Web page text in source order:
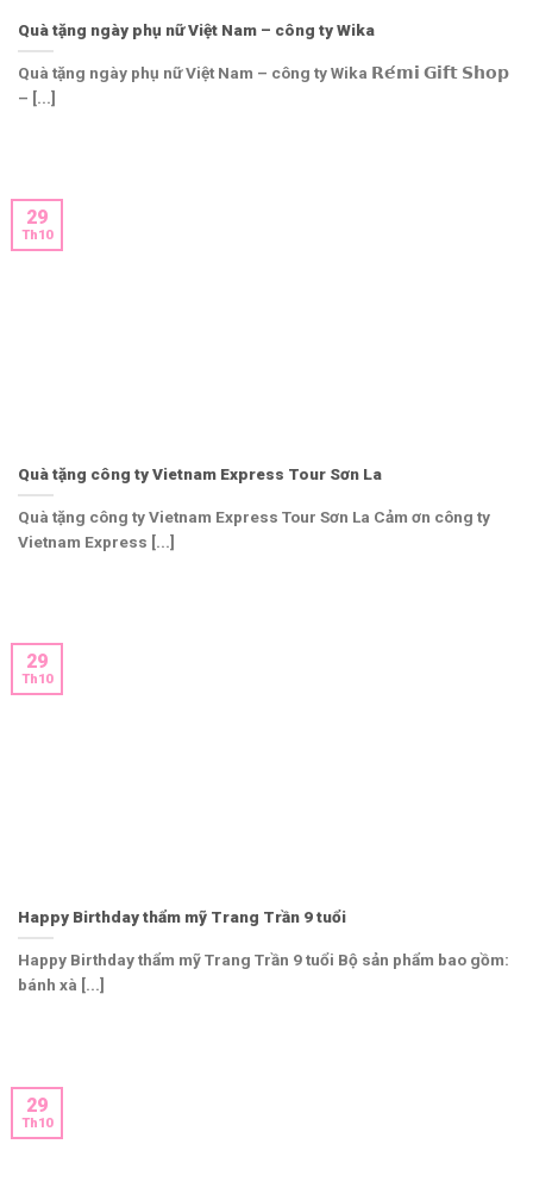
Quà tặng ngày phụ nữ Việt Nam – công ty Wika
Quà tặng ngày phụ nữ Việt Nam – công ty Wika 𝗥𝗲́𝗺𝗶 𝗚𝗶𝗳𝘁 𝗦𝗵𝗼𝗽
– [...]
Quà tặng công ty Vietnam Express Tour Sơn La
Quà tặng công ty Vietnam Express Tour Sơn La Cảm ơn công ty
Vietnam Express [...]
29
Th10
Happy Birthday thẩm mỹ Trang Trần 9 tuổi
Happy Birthday thẩm mỹ Trang Trần 9 tuổi Bộ sản phẩm bao gồm:
bánh xà [...]
29
Th10
29
Th10